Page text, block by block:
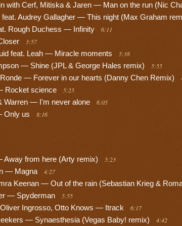
with Cerf, Mitiska & Jaren — Man on the run (Nic
feat. Audrey Gallagher — This night (Max Graham
Rough Duchess — Infinity 6:11
3:57
feat. Leah — Miracle moments 5:38
— Shine (JPL & George Hales remix) 5:55
— Forever in our hearts (Danny Chen Remix)
Rocket science 5:25
Warren — I'm never alone 6:05
Only us 8:16
Away from here (Arty remix)
5:23
— Magna 4:27
Keenan — Out of the rain (Sebastian Krieg &
— Spyderman 5:55
Ingrosso, Otto Knows — Itrack 6:17
— Synaesthesia (Vegas Baby! remix) 4:42